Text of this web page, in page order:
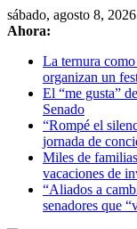
Skip
to
sábado, agosto 8, 2026
Ahora:
La ternura
organizan un
El “me gusta”
Senado
“Rompé el
jornada de
Miles de
vacaciones de
“Aliados a
senadores que